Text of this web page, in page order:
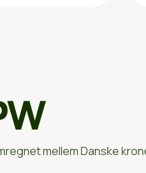
mellem Danske